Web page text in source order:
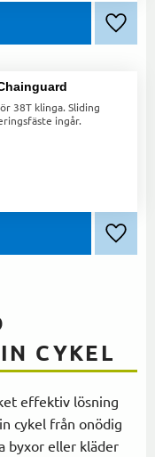
Lägg
38T klinga. Sliding
ingår.
Lägg
CYKEL
effektiv lösning
cykel från onödig
byxor eller kläder